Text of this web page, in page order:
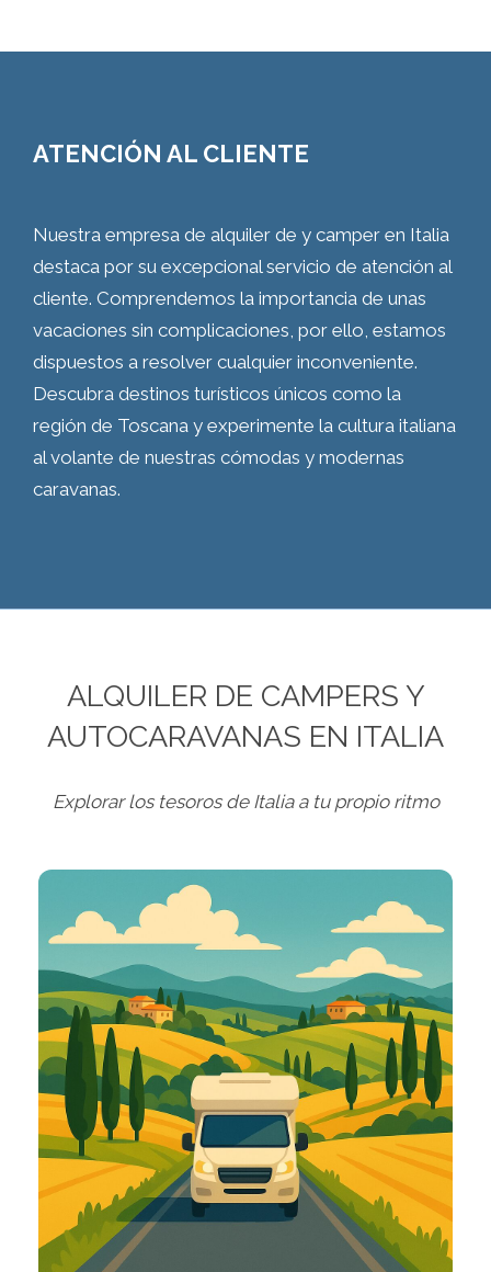
ATENCIÓN AL CLIENTE
Nuestra empresa de alquiler de y camper en Italia
destaca por su excepcional servicio de atención al
cliente. Comprendemos la importancia de unas
vacaciones sin complicaciones, por ello, estamos
dispuestos a resolver cualquier inconveniente.
Descubra destinos turísticos únicos como la
región de Toscana y experimente la cultura italiana
al volante de nuestras cómodas y modernas
caravanas.
ALQUILER DE CAMPERS Y
AUTOCARAVANAS EN ITALIA
Explorar los tesoros de Italia a tu propio ritmo